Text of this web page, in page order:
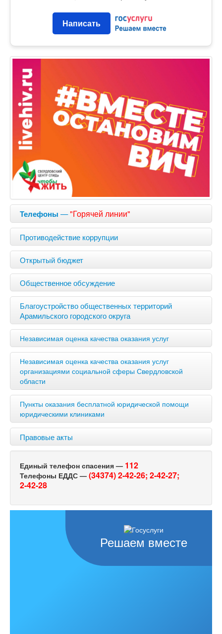
Написать
Телефоны —"Горячей линии"
Противодействие коррупции
Открытый бюджет
Общественное обсуждение
Благоустройство общественных территорий
Арамильского городского округа
Независимая оценка качества оказания услуг
Независимая оценка качества оказания услуг
организациями социальной сферы Свердловской
области
Пункты оказания бесплатной юридической помощи
юридическими клиниками
Правовые акты
Единый телефон спасения — 112
Телефоны ЕДДС — (34374) 2-42-26; 2-42-27;
2-42-28
Решаем вместе